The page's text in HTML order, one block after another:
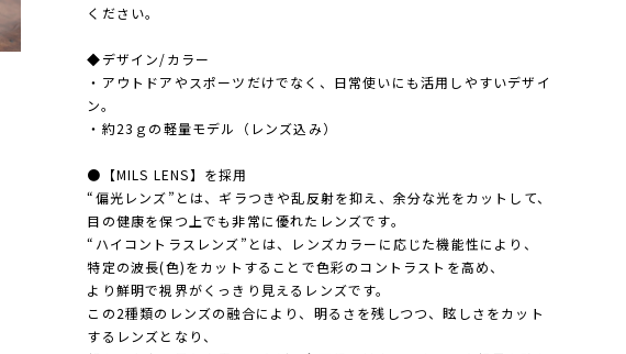
ください。
◆デザイン/カラー
・アウトドアやスポーツだけでなく、日常使いにも活用しやすいデザイ
ン。
・約23ｇの軽量モデル（レンズ込み）
●【MILS LENS】を採用
“偏光レンズ”とは、ギラつきや乱反射を抑え、余分な光をカットして、
目の健康を保つ上でも非常に優れたレンズです。
“ハイコントラスレンズ”とは、レンズカラーに応じた機能性により、
特定の波長(色)をカットすることで色彩のコントラストを高め、
より鮮明で視界がくっきり見えるレンズです。
この2種類のレンズの融合により、明るさを残しつつ、眩しさをカット
するレンズとなり、